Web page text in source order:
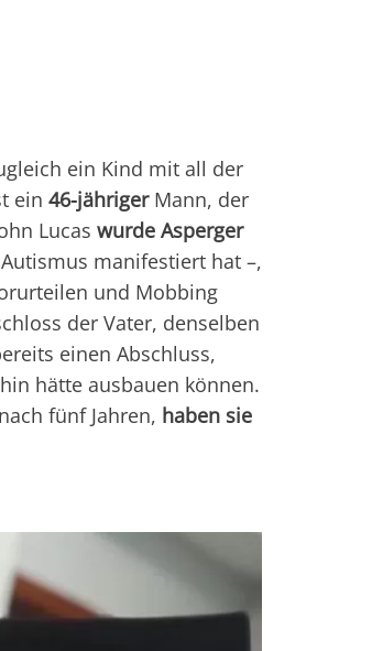
ein Kind mit all der
ein 46-jähriger Mann, der
Lucas wurde Asperger
manifestiert hat –,
und Mobbing
der Vater, denselben
einen Abschluss,
hätte ausbauen können.
fünf Jahren, haben sie